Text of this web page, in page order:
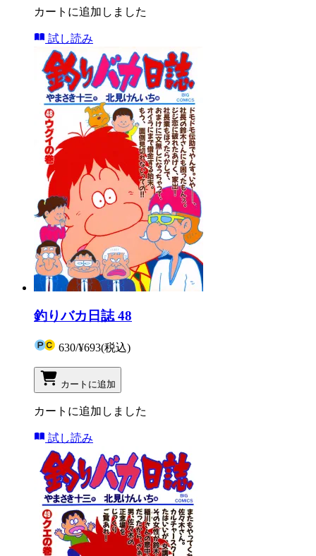
カートに追加しました
試し読み
釣りバカ日誌 48
630/¥693(税込)
カートに追加
カートに追加しました
試し読み